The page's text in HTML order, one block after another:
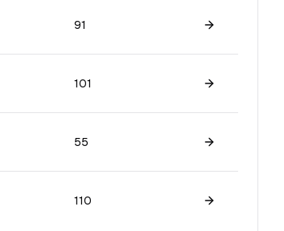
91
View game
101
View game
55
View game
110
View game